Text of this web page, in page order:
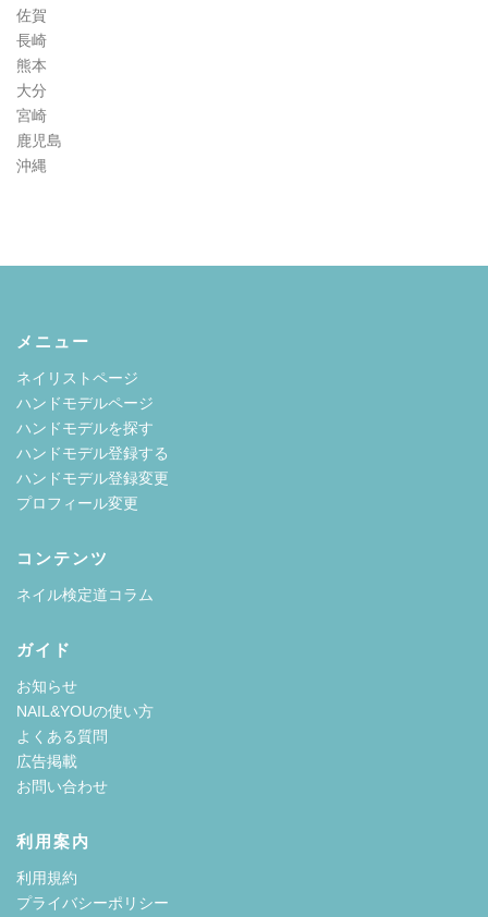
佐賀
長崎
熊本
大分
宮崎
鹿児島
沖縄
メニュー
ネイリストページ
ハンドモデルページ
ハンドモデルを探す
ハンドモデル登録する
ハンドモデル登録変更
プロフィール変更
コンテンツ
ネイル検定道コラム
ガイド
お知らせ
NAIL&YOUの使い方
よくある質問
広告掲載
お問い合わせ
利用案内
利用規約
プライバシーポリシー